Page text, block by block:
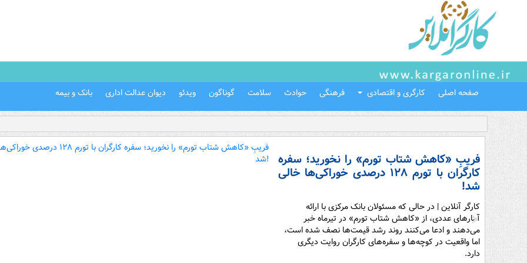
صفحه اصلی کارگری و اقتصادی فرهنگی حوادث سلامت گوناگون ویدئو دیوان عدالت اداری بانک و بیمه
فریبِ «کاهش شتاب تورم» را نخورید؛ سفره
کارگران با تورم ۱۲۸ درصدی خوراکی‌ها خالی
شد!
کارگر آنلاین | در حالی که مسئولان بانک مرکزی با ارائه
آمارهای عددی، از «کاهش شتاب تورم» در تیرماه خبر
می‌دهند و ادعا می‌کنند روند رشد قیمت‌ها نصف شده است،
اما واقعیت در کوچه‌ها و سفره‌های کارگران روایت دیگری
دارد.